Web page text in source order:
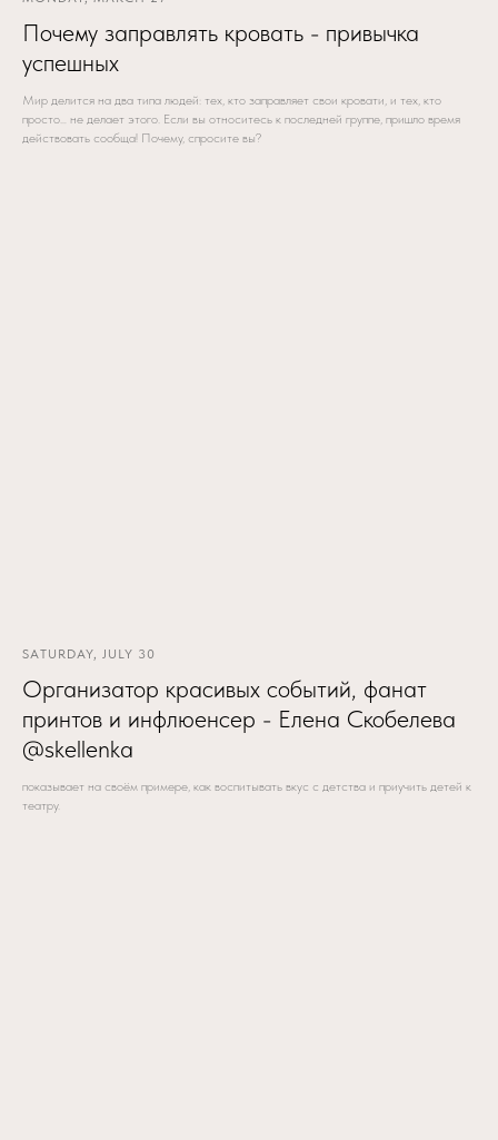
Почему заправлять кровать - привычка
успешных
Мир делится на два типа людей: тех, кто заправляет свои кровати, и тех, кто
просто… не делает этого. Если вы относитесь к последней группе, пришло время
действовать сообща! Почему, спросите вы?
SATURDAY, JULY 30
Организатор красивых событий, фанат
принтов и инфлюенсер - Елена Скобелева
@skellenka
показывает на своём примере, как воспитывать вкус с детства и приучить детей к
театру.